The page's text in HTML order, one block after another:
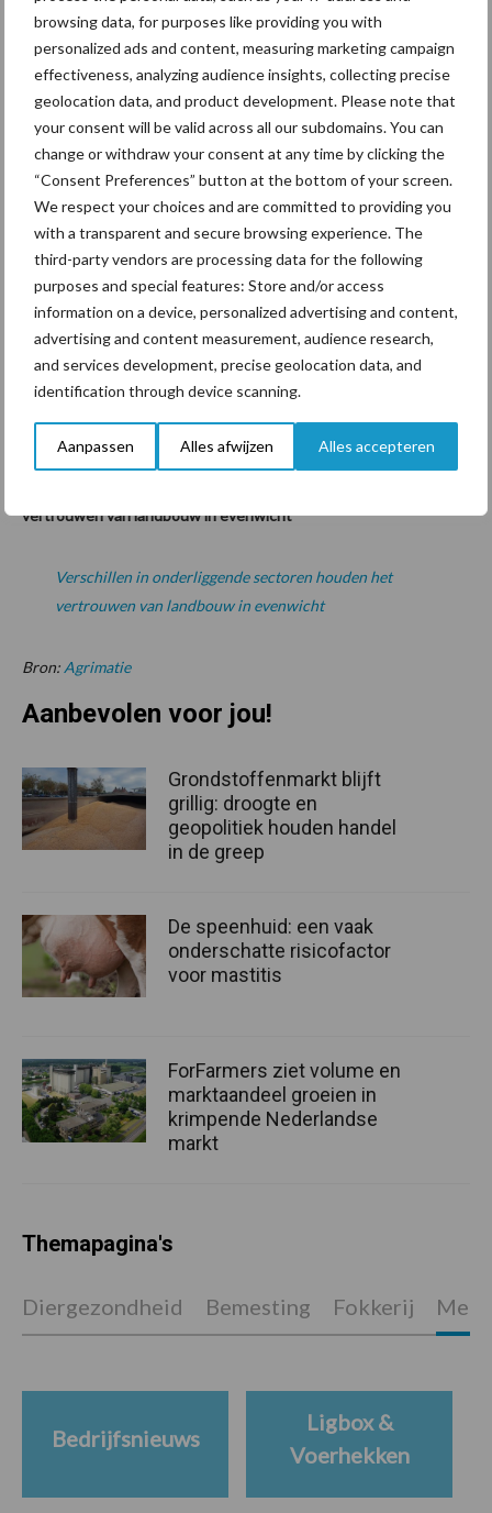
browsing data, for purposes like providing you with
personalized ads and content, measuring marketing campaign
effectiveness, analyzing audience insights, collecting precise
geolocation data, and product development. Please note that
your consent will be valid across all our subdomains. You can
change or withdraw your consent at any time by clicking the
“Consent Preferences” button at the bottom of your screen.
We respect your choices and are committed to providing you
with a transparent and secure browsing experience. The
third-party vendors are processing data for the following
purposes and special features: Store and/or access
information on a device, personalized advertising and content,
advertising and content measurement, audience research,
and services development, precise geolocation data, and
identification through device scanning.
Aanpassen Alles afwijzen Alles accepteren
gemiddelde over de periode 2013-2022 (-9 punten).
Conjunctuurindex in de komende 12
maanden
De melkveehouders zijn minder negatief in hun verwachtingen
ten opzichte van het tweede kwartaal van 2023. Door de
gedaalde melkprijs in 2023 zijn de verwachtingen voor het
komend jaar hieromtrent positiever. Dit geldt ook voor de omzet.
Dit is in lijn met de stijgende zuivelnoteringen.
Waar men nog niet positiever over is, is de kostenontwikkeling.
Per saldo is de index met -1 punt een stuk minder negatief dan
vergelijking met 5 voorgaande kwartalen.
vertrouwen van landbouw in evenwicht
Verschillen in onderliggende sectoren houden het
vertrouwen van landbouw in evenwicht
Bron: Agrimatie
Aanbevolen voor jou!
Grondstoffenmarkt blijft
grillig: droogte en
geopolitiek houden handel
in de greep
De speenhuid: een vaak
onderschatte risicofactor
voor mastitis
ForFarmers ziet volume en
marktaandeel groeien in
krimpende Nederlandse
markt
Themapagina's
Diergezondheid Bemesting Fokkerij
Bedrijfsnieuws
Ligbox &
Voerhekken